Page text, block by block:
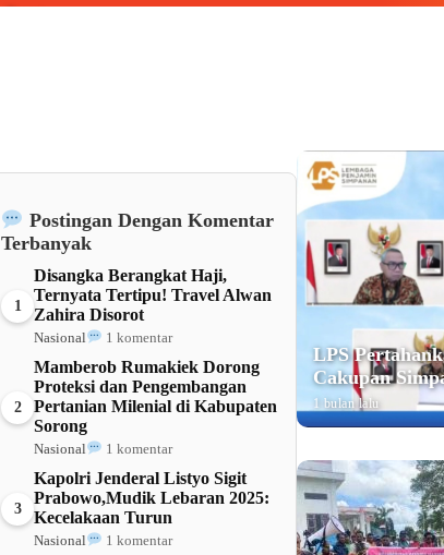
Postingan Dengan Komentar
Terbanyak
1
Disangka Berangkat Haji,
Ternyata Tertipu! Travel Alwan
Zahira Disorot
Nasional 1 komentar
2
Mamberob Rumakiek Dorong
Proteksi dan Pengembangan
Pertanian Milenial di Kabupaten
Sorong
Nasional 1 komentar
3
Kapolri Jenderal Listyo Sigit
Prabowo,Mudik Lebaran 2025:
Kecelakaan Turun
Nasional 1 komentar
LPS
Cakupan
1 bulan lalu